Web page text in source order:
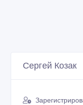
Сергей Козак